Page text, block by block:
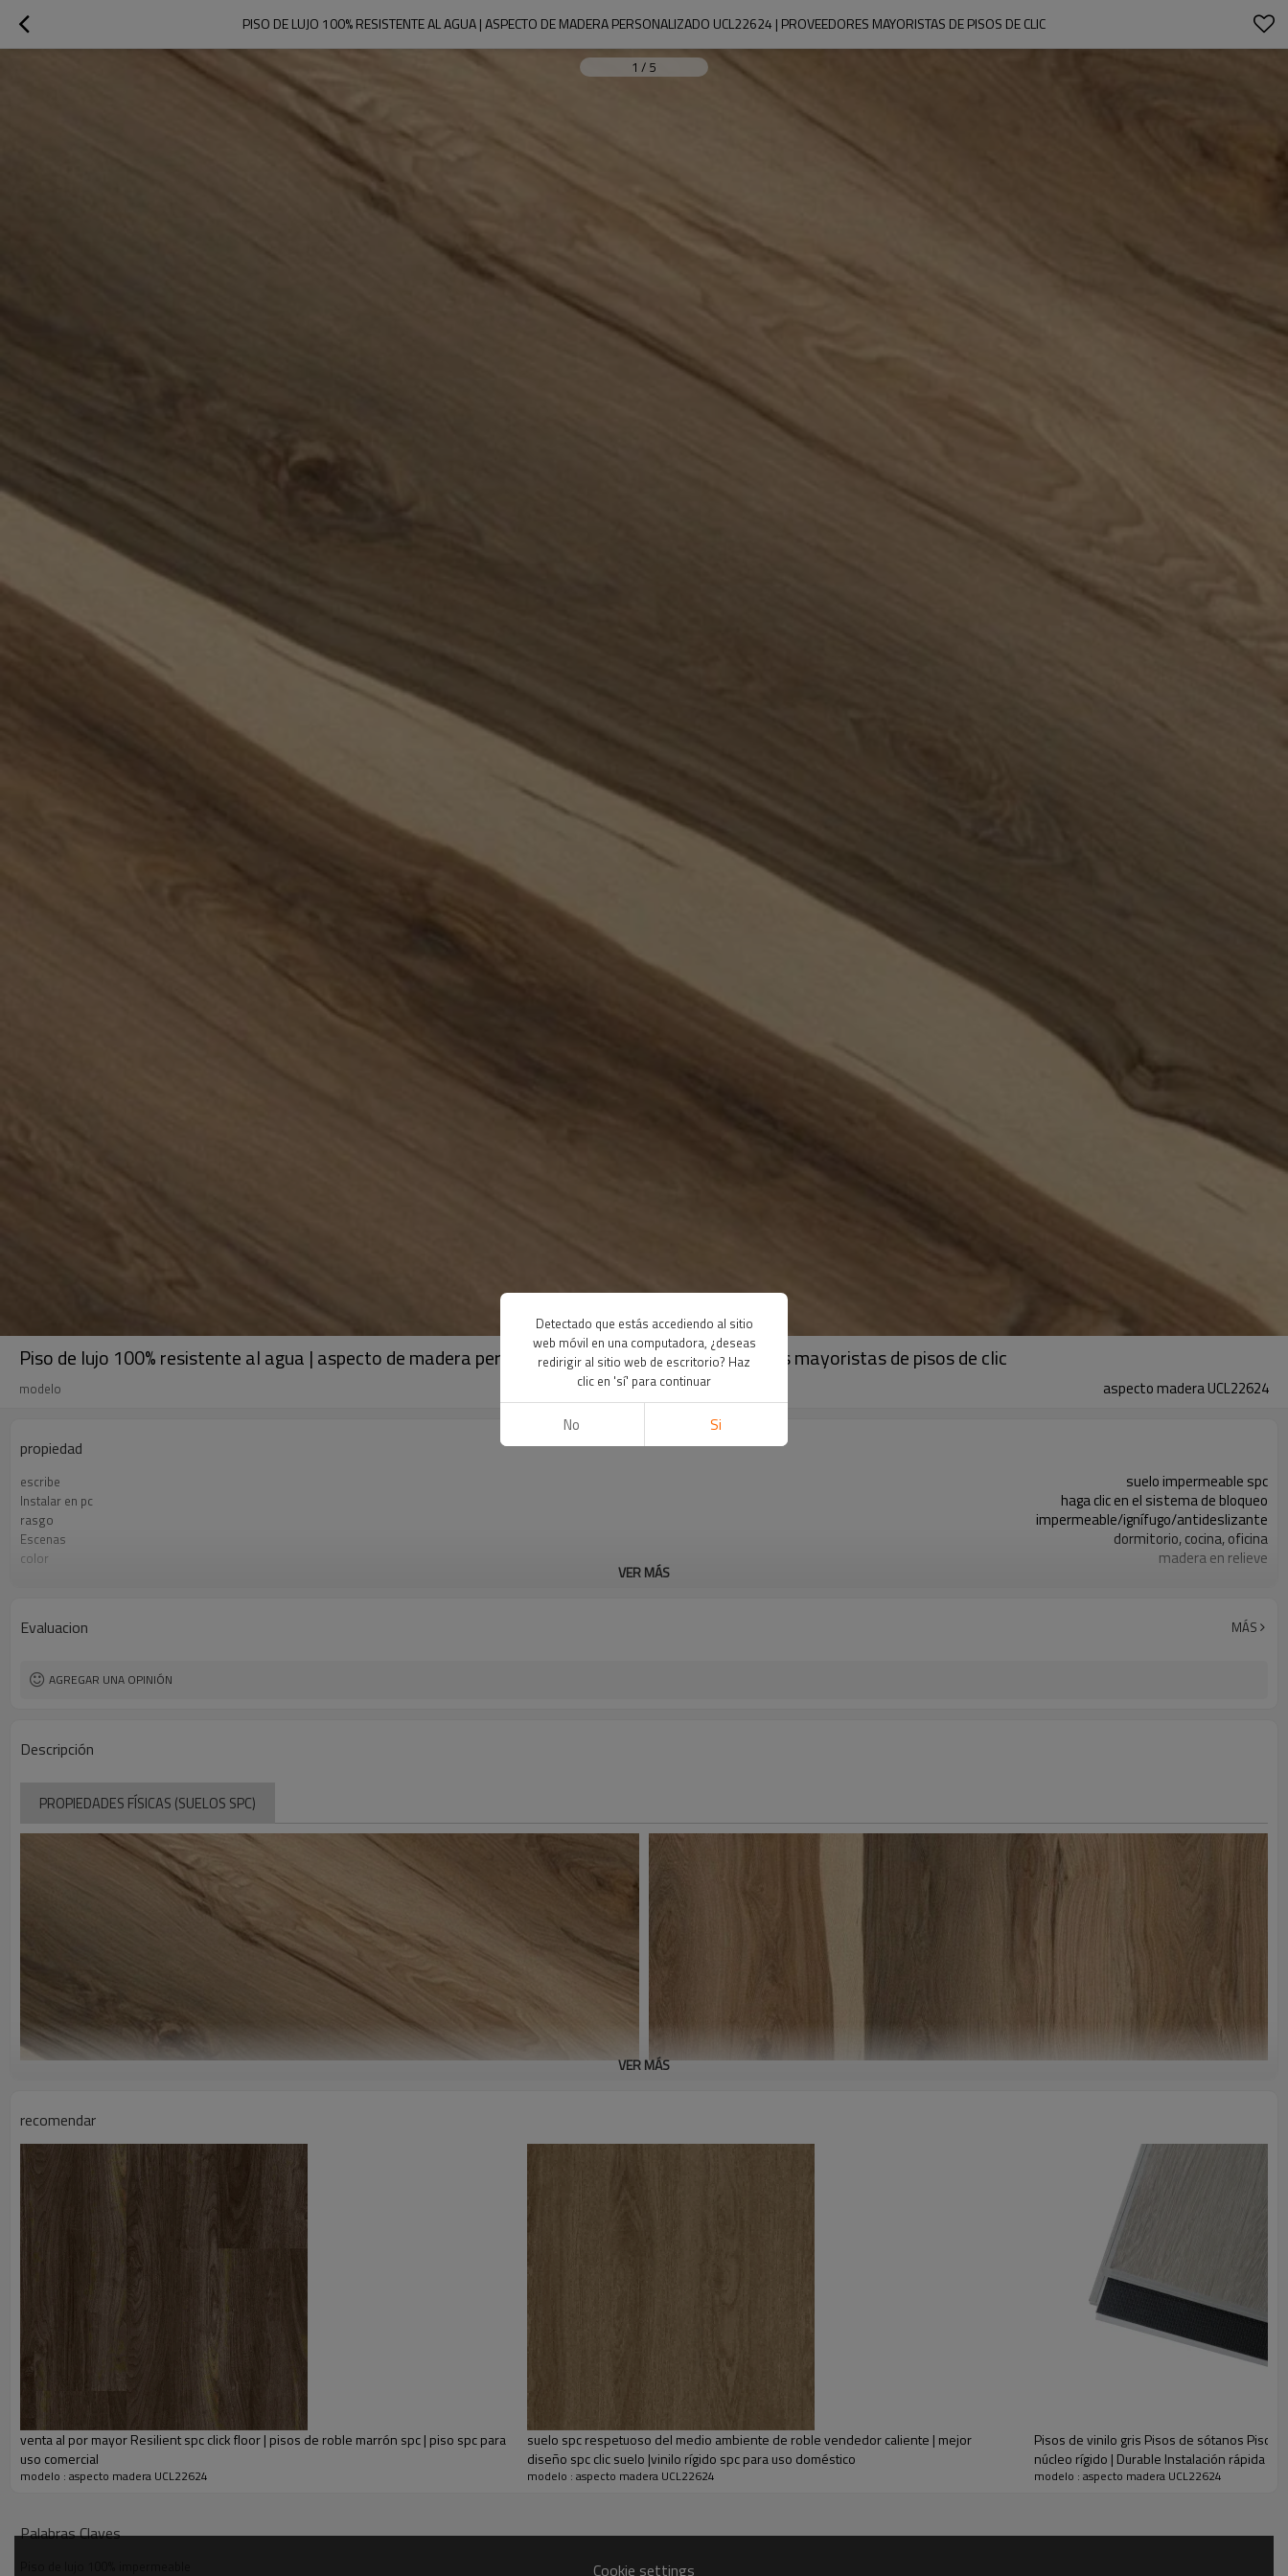
PISO DE LUJO 100% RESISTENTE AL AGUA | ASPECTO DE MADERA PERSONALIZADO UCL22624 | PROVEEDORES MAYORISTAS DE PISOS DE CLIC
1 / 5
Piso de lujo 100% resistente al agua | aspecto de madera personalizado UCL22624 | proveedores mayoristas de pisos de clic
modelo aspecto madera UCL22624
propiedad
escribe suelo impermeable spc
Instalar en pc haga clic en el sistema de bloqueo
rasgo impermeable/ignífugo/antideslizante
Escenas dormitorio, cocina, oficina
color madera en relieve
4 mm/5 mm
desgaste 0,3 mm/0,5 mm
VER MÁS
Evaluacion MÁS
AGREGAR UNA OPINIÓN
Descripción
PROPIEDADES FÍSICAS (SUELOS SPC)
Descripción
●certificación Floorscore®: es el suelo que mejor elige.
VER MÁS
recomendar
venta al por mayor Resilient spc click floor | pisos de roble marrón spc | piso spc para
uso comercial
modelo : aspecto madera UCL22624
suelo spc respetuoso del medio ambiente de roble vendedor caliente | mejor
diseño spc clic suelo |vinilo rígido spc para uso doméstico
modelo : aspecto madera UCL22624
Pisos de vinilo gris Pisos de sótanos Pisos
núcleo rígido | Durable Instalación rápida
modelo : aspecto madera UCL22624
Palabras Claves
Cookie settings
Detectado que estás accediendo al sitio
web móvil en una computadora, ¿deseas
redirigir al sitio web de escritorio? Haz
clic en 'sí' para continuar
No Si